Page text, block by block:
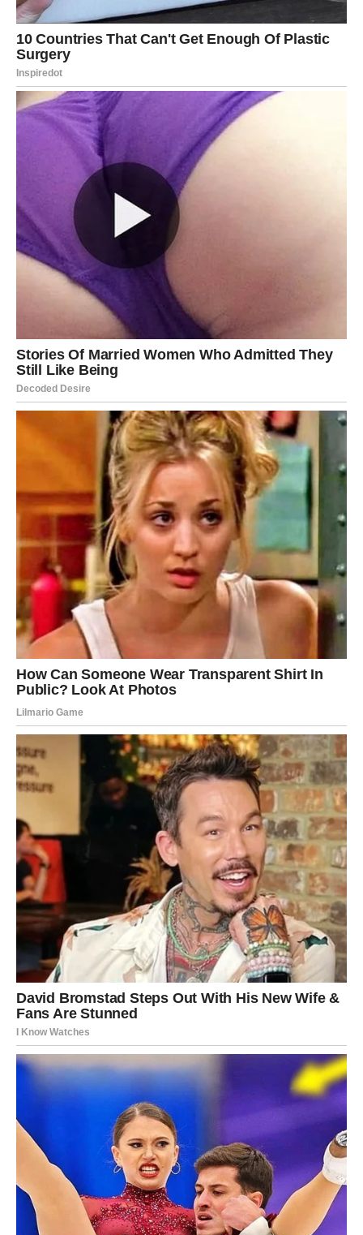
povećati prinose, a sve to bez kemijskih dodataka.
Integracijom ovih strategija i tehnika, posjedovat ćete pravi
resurs za korištenje kore krumpira za poboljšanje plodnosti,
zdravlja i ekološke održivosti vašeg vrta. Važno je zapamtiti da
priroda krije brojne tajne, od kojih su mnoge lako očite, poput
jednostavne, ali upečatljive kore krumpira.